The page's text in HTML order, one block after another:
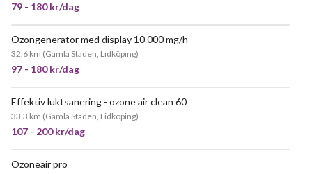
79 - 180 kr/dag
Ozongenerator med display 10 000 mg/h
32.6 km (Gamla Staden, Lidköping)
97 - 180 kr/dag
Effektiv luktsanering - ozone air clean 60
33.3 km (Gamla Staden, Lidköping)
107 - 200 kr/dag
Ozoneair pro